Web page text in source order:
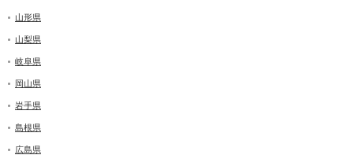
山形県
山梨県
岐阜県
岡山県
岩手県
島根県
広島県